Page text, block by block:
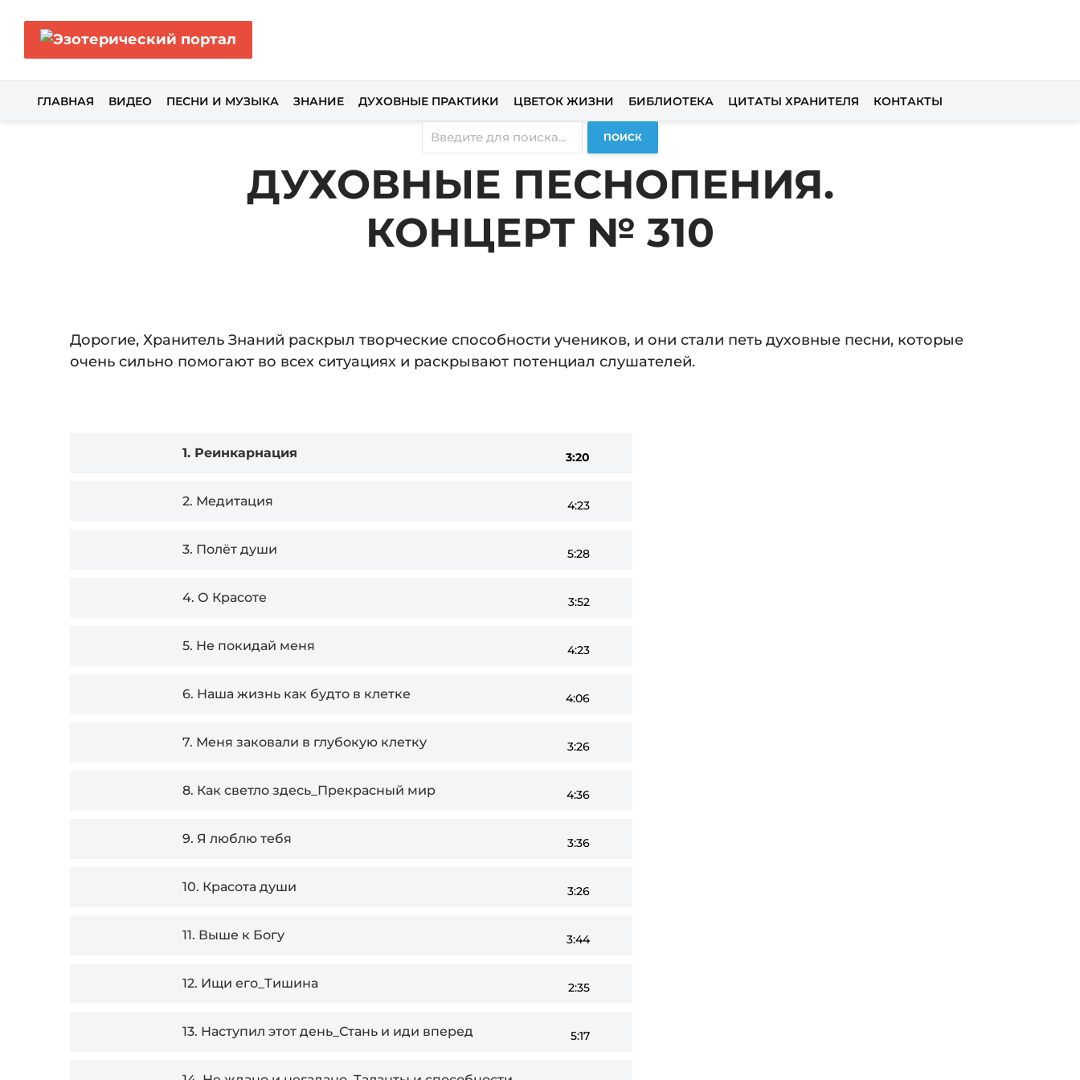
ГЛАВНАЯ ВИДЕО ПЕСНИ И МУЗЫКА ЗНАНИЕ ДУХОВНЫЕ ПРАКТИКИ ЦВЕТОК ЖИЗНИ БИБЛИОТЕКА ЦИТАТЫ ХРАНИТЕЛЯ КОНТАКТЫ
ПОИСК
ДУХОВНЫЕ ПЕСНОПЕНИЯ.
КОНЦЕРТ № 310
Дорогие, Хранитель Знаний раскрыл творческие способности учеников, и они стали петь духовные песни, которые
очень сильно помогают во всех ситуациях и раскрывают потенциал слушателей.
1. Реинкарнация 3:20
2. Медитация 4:23
3. Полёт души 5:28
4. О Красоте 3:52
5. Не покидай меня 4:23
6. Наша жизнь как будто в клетке 4:06
7. Меня заковали в глубокую клетку 3:26
8. Как светло здесь_Прекрасный мир 4:36
9. Я люблю тебя 3:36
10. Красота души 3:26
11. Выше к Богу 3:44
12. Ищи его_Тишина 2:35
13. Наступил этот день_Стань и иди вперед 5:17